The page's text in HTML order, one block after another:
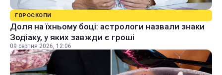
ГОРОСКОПИ
Доля на їхньому боці: астрологи назвали знаки
Зодіаку, у яких завжди є гроші
09 серпня 2026, 12:06